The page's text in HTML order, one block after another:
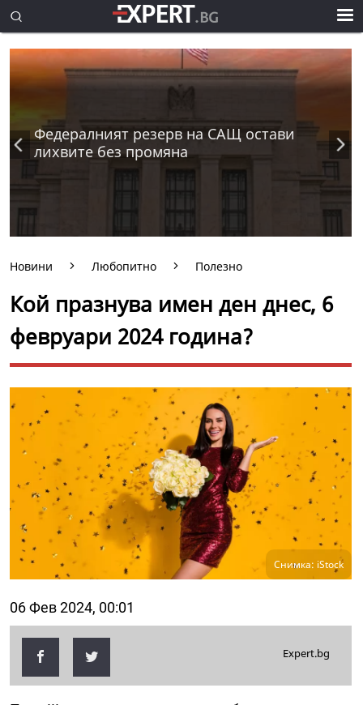
Федералният резерв на САЩ остави
лихвите без промяна
Новини Любопитно Полезно
Кой празнува имен ден днес, 6
февруари 2024 година?
Снимка: iStock
06 Фев 2024, 00:01
Expert.bg